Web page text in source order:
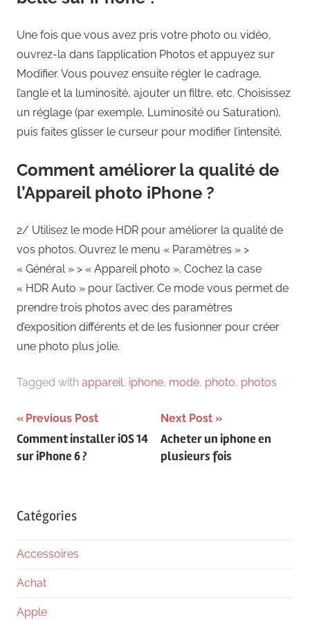
Une fois que vous avez pris votre photo ou vidéo,
ouvrez-la dans l’application Photos et appuyez sur
Modifier. Vous pouvez ensuite régler le cadrage,
l’angle et la luminosité, ajouter un filtre, etc. Choisissez
un réglage (par exemple, Luminosité ou Saturation),
puis faites glisser le curseur pour modifier l’intensité.
Comment améliorer la qualité de
l’Appareil photo iPhone ?
2/ Utilisez le mode HDR pour améliorer la qualité de
vos photos. Ouvrez le menu « Paramètres » >
« Général » > « Appareil photo ». Cochez la case
« HDR Auto » pour l’activer. Ce mode vous permet de
prendre trois photos avec des paramètres
d’exposition différents et de les fusionner pour créer
une photo plus jolie.
Tagged with appareil, iphone, mode, photo, photos
Navigation
de
Previous Post
Comment installer iOS 14
sur iPhone 6 ?
Next Post
Acheter un iphone en
plusieurs fois
Catégories
Accessoires
Achat
Apple